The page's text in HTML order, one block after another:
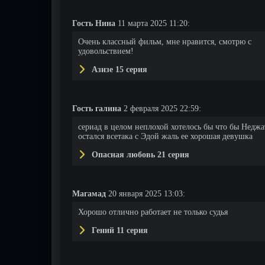
Гость Нина 11 марта 2025 11:20:
Очень классный фильм, мне нравится, смотрю с
удовольствием!
Азизе 15 серия
Гость галина 2 февраля 2025 22:59:
сериад в целом неплохой хотелось бы что бы
остался всетака с Эдой жаль ее хорошая девушка
Опасная любовь 21 серия
Магамад 20 января 2025 13:03:
Хорошо отлично работает не только судья
Гений 11 серия